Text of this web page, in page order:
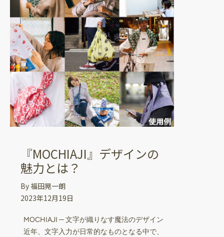
『MOCHIAJI』デザインの
魅力とは？
By 福田晃一朗
2023年12月19日
MOCHIAJI ─ 文字が織りなす魔法のデザイン
近年、文字入力が日常的なものとなる中で、